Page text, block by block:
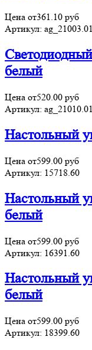
Цена от361.10 руб
Артикул: ag_21003.01
белый
Цена от520.00 руб
Артикул:
Настольный
Цена от599.00 руб
Артикул: 15718.60
Настольный
белый
Цена от599.00 руб
Артикул: 16391.60
Настольный
белый
Цена от599.00 руб
Артикул: 18399.60